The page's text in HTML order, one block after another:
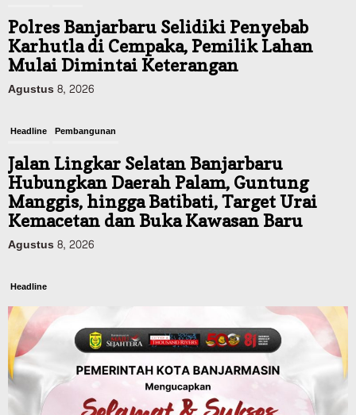
Polres Banjarbaru Selidiki Penyebab
Karhutla di Cempaka, Pemilik Lahan
Mulai Dimintai Keterangan
Agustus 8, 2026
Headline Pembangunan
Jalan Lingkar Selatan Banjarbaru
Hubungkan Daerah Palam, Guntung
Manggis, hingga Batibati, Target Urai
Kemacetan dan Buka Kawasan Baru
Agustus 8, 2026
Headline
Panaskan Kembali Arena Panjat Tebing,
FPTI Banjarmasin Siapkan Sirkuit se-
Kalsel
Agustus 8, 2026